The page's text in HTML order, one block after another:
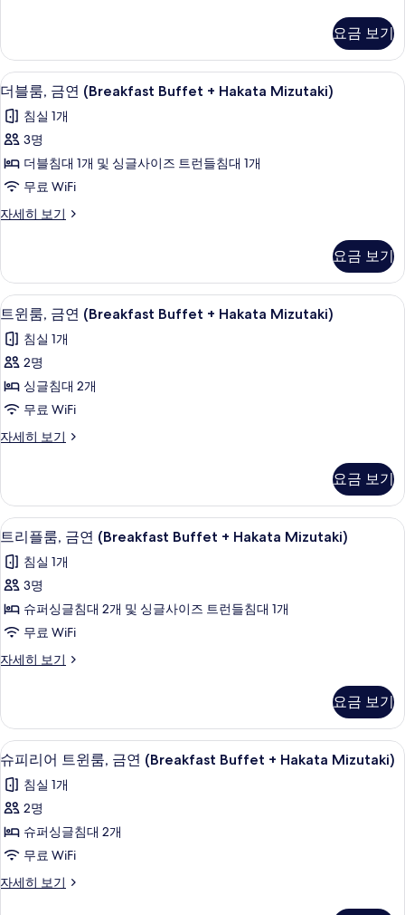
1
main
dish
Hakata
Mizutaki)
사
진
두
기
Max
adults
(Breakfast
Buffet
+
main
dish
Mizutaki)
보
기
요금 보기
더
블
룸,
금
연
(Breakfast
Buffet
Mizutaki)
사
진
모
두
보
기
오리/거위털 이불, 객실 내 금고, 책상,
8
더블룸, 금연 (Breakfast Buffet + Hakata Mizutaki)
침실 1개
3명
더블침대 1개 및 싱글사이즈 트런들침대 1개
무료 WiFi
자세히 보기
더
연
(Breakfast
Buffet
Hakata
Mizutaki)
세
히
기
요금 보기
트
윈
룸,
금
연
(Breakfast
Buffet
Mizutaki)
사
진
모
두
보
기
오리/거위털 이불, 객실 내 금고, 책상,
10
트윈룸, 금연 (Breakfast Buffet + Hakata Mizutaki)
침실 1개
2명
싱글침대 2개
무료 WiFi
자세히 보기
트
연
(Breakfast
Buffet
Hakata
Mizutaki)
세
히
기
요금 보기
트
리
플
룸,
금
(Breakfast
Hakata
Mizutaki)
사
진
모
두
보
기
오리/거위털 이불, 객실 내 금고, 책상,
9
트리플룸, 금연 (Breakfast Buffet + Hakata Mizutaki)
침실 1개
3명
슈퍼싱글침대 2개 및 싱글사이즈 트런들침대 1개
무료 WiFi
자세히 보기
트
금
연
(Breakfast
Buffet
+
Hakata
자
세
보
요금 보기
슈
피
리
어
트
룸,
오리/거위털 이불, 객실 내 금고, 책상,
11
슈피리어 트윈룸, 금연 (Breakfast Buffet + Hakata Mizutaki)
침실 1개
2명
슈퍼싱글침대 2개
무료 WiFi
자세히 보기
슈